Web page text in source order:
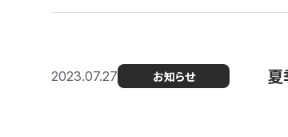
2023.07.27 お知らせ 夏